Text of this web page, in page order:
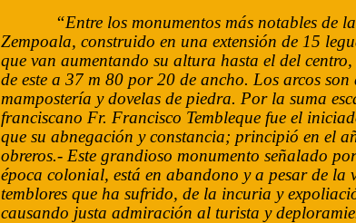
“Entre los monumentos más notables de
Zempoala, construido en una extensión de 15
que van aumentando su altura hasta el del
de este a 37 m 80 por 20 de ancho. Los arcos
mampostería y dovelas de piedra. Por la suma
franciscano Fr. Francisco Tembleque fue el
que su abnegación y constancia; principió en el
obreros.- Este grandioso monumento señalado
época colonial, está en abandono y a pesar de la
temblores que ha sufrido, de la incuria y
causando justa admiración al turista y